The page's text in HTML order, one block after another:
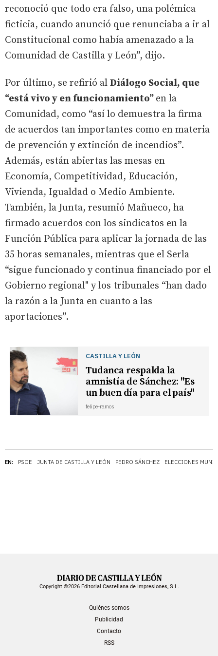
EN: PSOE JUNTA DE CASTILLA Y LEÓN PEDRO SÁNCHEZ ELECCIONES
reconoció que todo era falso, una polémica
ficticia, cuando anunció que renunciaba a ir al
Constitucional como había amenazado a la
Comunidad de Castilla y León”, dijo.
Por último, se refirió al Diálogo Social, que
“está vivo y en funcionamiento” en la
Comunidad, como “así lo demuestra la firma
de acuerdos tan importantes como en materia
de prevención y extinción de incendios”.
Además, están abiertas las mesas en
Economía, Competitividad, Educación,
Vivienda, Igualdad o Medio Ambiente.
También, la Junta, resumió Mañueco, ha
firmado acuerdos con los sindicatos en la
Función Pública para aplicar la jornada de las
35 horas semanales, mientras que el Serla
“sigue funcionado y continua financiado por el
Gobierno regional" y los tribunales “han dado
la razón a la Junta en cuanto a las
aportaciones”.
CASTILLA Y LEÓN
Tudanca respalda la
amnistía de Sánchez: "Es
un buen día para el país"
felipe-ramos
Copyright ©2026 Editorial Castellana de Impresiones, S.L.
Quiénes somos
Publicidad
Contacto
RSS